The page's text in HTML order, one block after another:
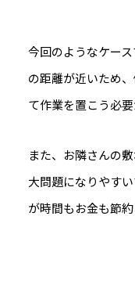
今回のようなケー
の距離が近いため
て作業を置こう必要
また、お隣さんの
大問題になりやす
が時間もお金も節